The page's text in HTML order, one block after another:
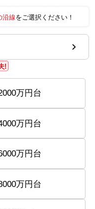
沿線をご選択ください！
!
万円台
万円台
万円台
万円台